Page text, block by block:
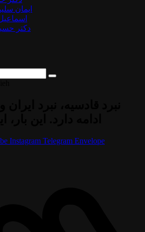
ایمان
دکتر
Instagram Telegram Envelope